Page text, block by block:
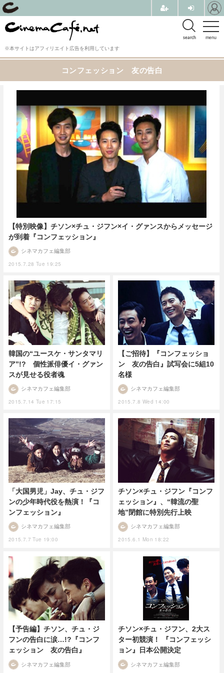
menu
search
※本サイトはアフィリエイト広告を利用しています
コンフェッション 友の告白
【特別映像】チソン×チュ・ジフン×イ・グァンスからメッセージ
が到着『コンフェッション』
2015.7.28 Tue 19:25
シネマカフェ編集部
韓国の“ユースケ・サンタマリ
ア”!? 個性派俳優イ・グァン
スが見せる役者魂
2015.7.14 Tue 17:15
シネマカフェ編集部
【ご招待】『コンフェッショ
ン 友の告白』試写会に5組10
名様
2015.7.8 Wed 14:00
シネマカフェ編集部
「大国男児」Jay、チュ・ジフ
ンの少年時代役を熱演！『コ
ンフェッション』
2015.7.7 Tue 19:00
シネマカフェ編集部
チソン×チュ・ジフン『コンフ
ェッション』、“韓流の聖
地”閉館に特別先行上映
2015.6.1 Mon 18:22
シネマカフェ編集部
【予告編】チソン、チュ・ジ
フンの告白に涙…!?『コンフ
ェッション 友の告白』
シネマカフェ編集部
チソン×チュ・ジフン、2大ス
ター初競演！ 『コンフェッシ
ョン』日本公開決定
シネマカフェ編集部